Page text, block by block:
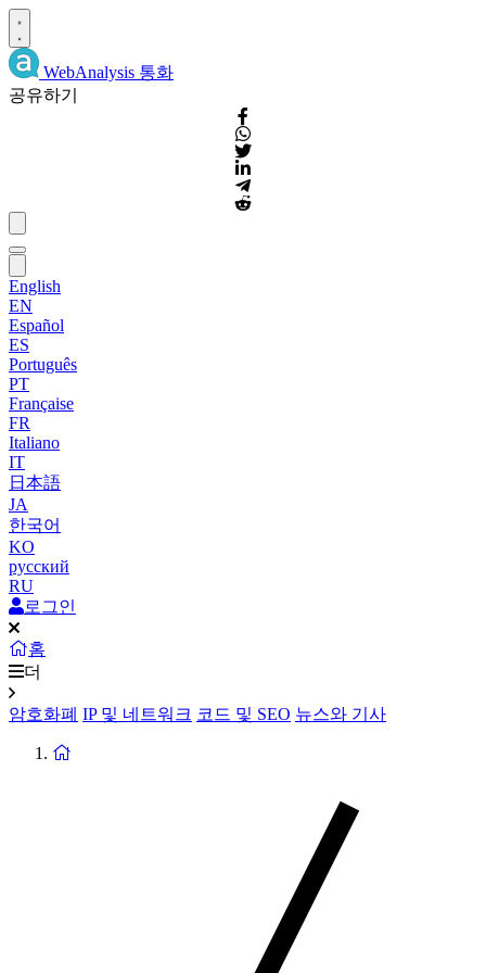
WebAnalysis 통화
공유하기
English
EN
Español
ES
Português
PT
Française
FR
Italiano
IT
日本語
JA
한국어
KO
русский
RU
로그인
홈
더
암호화폐 IP 및 네트워크 코드 및 SEO 뉴스와 기사